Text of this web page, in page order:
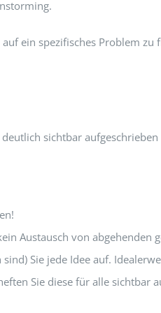
ein spezifisches Problem zu
sichtbar
Austausch von abgehenden
Sie jede Idee auf.
Sie diese für alle sichtbar